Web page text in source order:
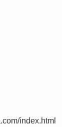
index.html